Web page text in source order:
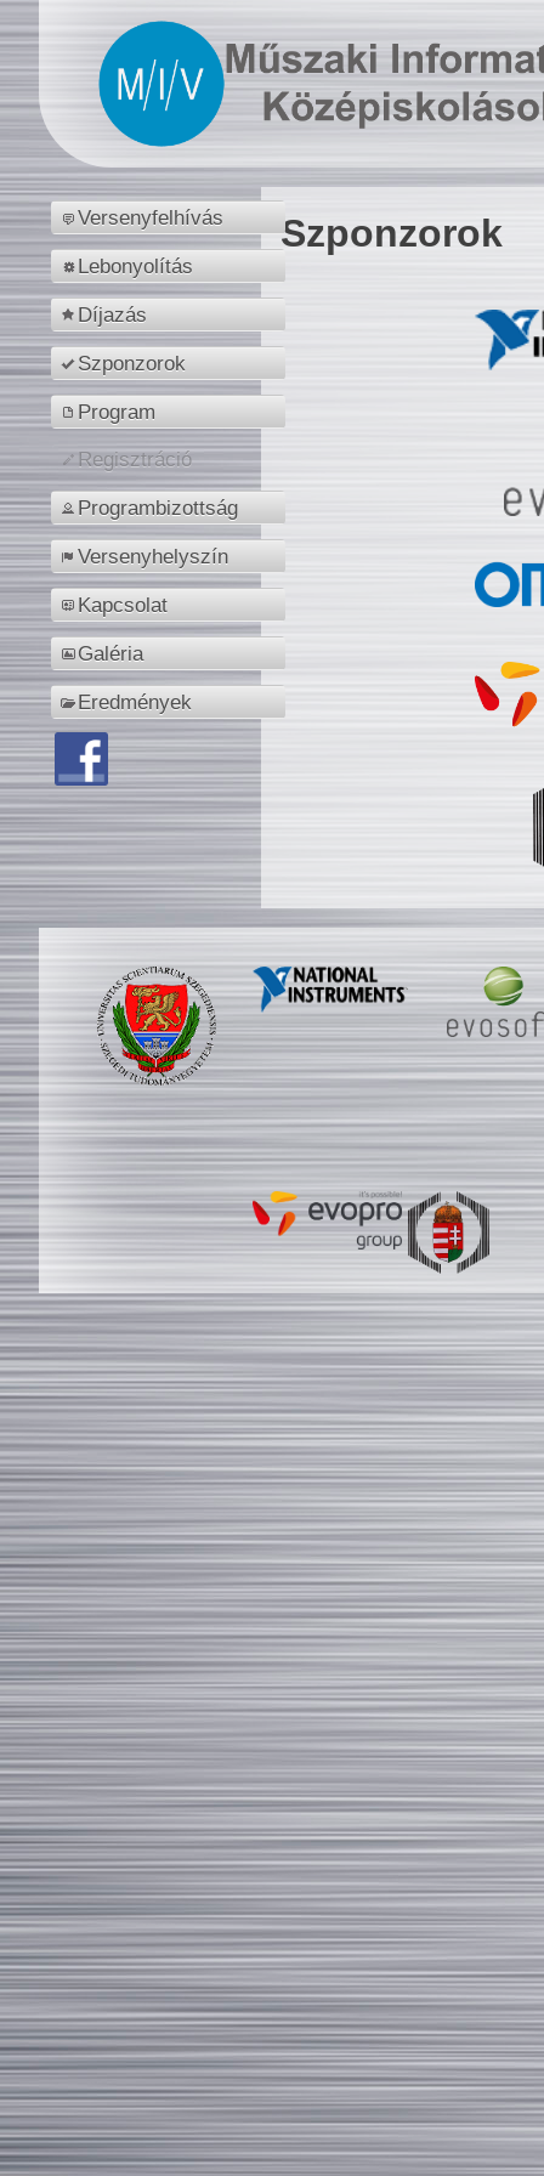
Versenyfelhívás
Lebonyolítás
Díjazás
Szponzorok
Program
Regisztráció
Programbizottság
Versenyhelyszín
Kapcsolat
Galéria
Eredmények
Szponzorok